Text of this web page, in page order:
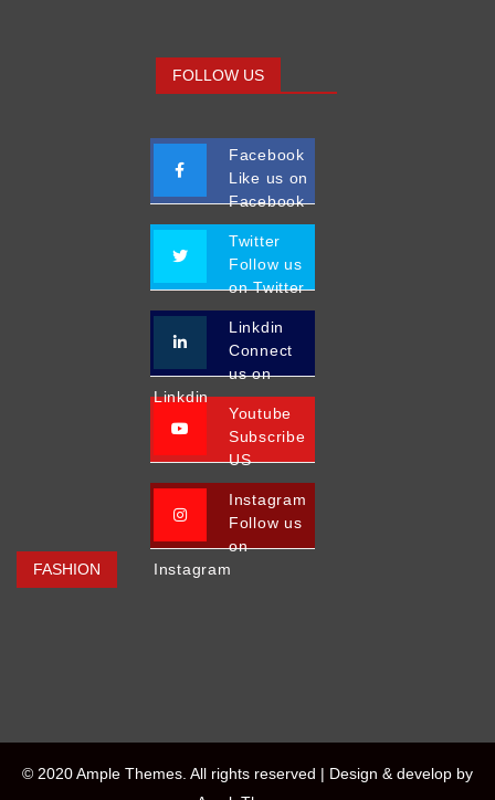
FASHION
FOLLOW US
Facebook
Like us on
Facebook
Twitter
Follow us
on Twitter
Linkdin
Connect
us on
Linkdin
Youtube
Subscribe
US
Instagram
Follow us
on
Instagram
© 2020 Ample Themes. All rights reserved | Design & develop by